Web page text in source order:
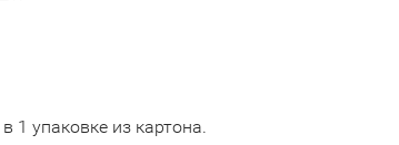
1 упаковке из картона.